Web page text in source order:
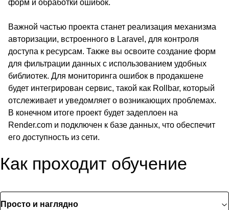
форм и обработки ошибок.
Важной частью проекта станет реализация механизма
авторизации, встроенного в Laravel, для контроля
доступа к ресурсам. Также вы освоите создание форм
для фильтрации данных с использованием удобных
библиотек. Для мониторинга ошибок в продакшене
будет интегрирован сервис, такой как Rollbar, который
отслеживает и уведомляет о возникающих проблемах.
В конечном итоге проект будет задеплоен на
Render.com и подключен к базе данных, что обеспечит
его доступность из сети.
Как проходит обучение
Просто и наглядно